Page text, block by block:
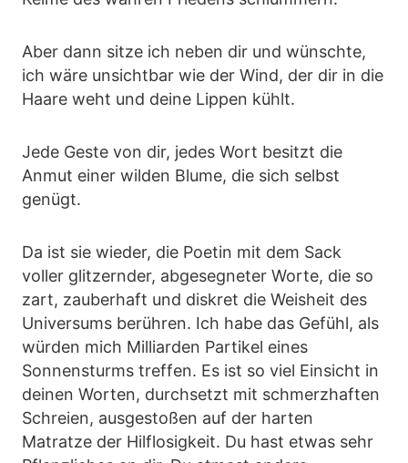
Aber dann sitze ich neben dir und wünschte,
ich wäre unsichtbar wie der Wind, der dir in die
Haare weht und deine Lippen kühlt.
Jede Geste von dir, jedes Wort besitzt die
Anmut einer wilden Blume, die sich selbst
genügt.
Da ist sie wieder, die Poetin mit dem Sack
voller glitzernder, abgesegneter Worte, die so
zart, zauberhaft und diskret die Weisheit des
Universums berühren. Ich habe das Gefühl, als
würden mich Milliarden Partikel eines
Sonnensturms treffen. Es ist so viel Einsicht in
deinen Worten, durchsetzt mit schmerzhaften
Schreien, ausgestoßen auf der harten
Matratze der Hilflosigkeit. Du hast etwas sehr